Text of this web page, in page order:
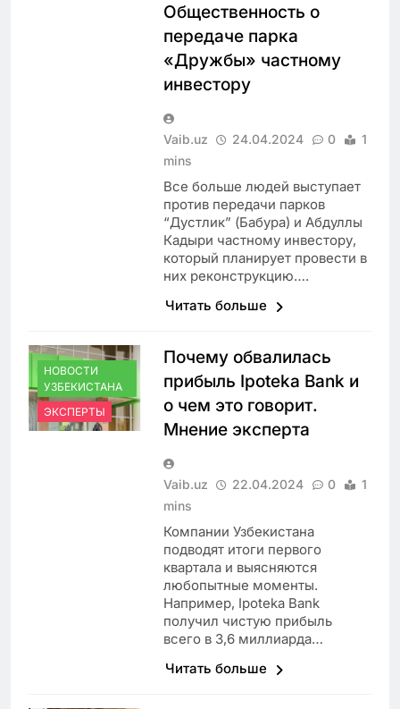
Общественность о
передаче парка
«Дружбы» частному
инвестору
Vaib.uz 24.04.2024 0
1
mins
Все больше людей выступает
против передачи парков
“Дустлик” (Бабура) и Абдуллы
Кадыри частному инвестору,
который планирует провести в
них реконструкцию….
Читать больше
НОВОСТИ
УЗБЕКИСТАНА
ЭКСПЕРТЫ
Почему обвалилась
прибыль Ipoteka Bank и
о чем это говорит.
Мнение эксперта
Vaib.uz 22.04.2024 0
1
mins
Компании Узбекистана
подводят итоги первого
квартала и выясняются
любопытные моменты.
Например, Ipoteka Bank
получил чистую прибыль
всего в 3,6 миллиарда…
Читать больше